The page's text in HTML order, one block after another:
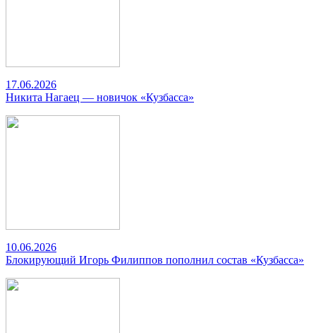
17.06.2026
Никита Нагаец — новичок «Кузбасса»
10.06.2026
Блокирующий Игорь Филиппов пополнил состав «Кузбасса»